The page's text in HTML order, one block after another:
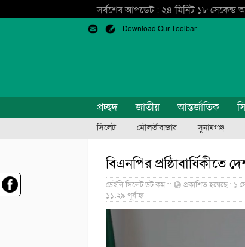
সর্বশেষ আপডেট : ২৪ মিনিট ১৮ সেকেন্ড
Download Our Toolbar
প্রচ্ছদ জাতীয় আন্তর্জাতিক
সিলেট মৌলভীবাজার সুনামগঞ্জ
বিএনপির
ডেইলি সিলেট ডট কম ::
প্রকাশিত হয়েছে : ১
১১:২৯ পূর্বাহ্ন